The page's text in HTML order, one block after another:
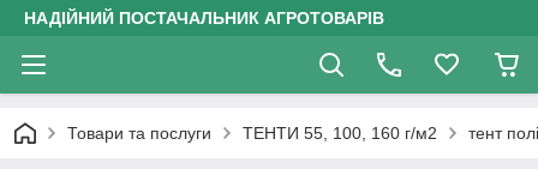
НАДІЙНИЙ ПОСТАЧАЛЬНИК АГРОТОВАРІВ
Товари та послуги ТЕНТИ 55, 100, 160 г/м2 тент